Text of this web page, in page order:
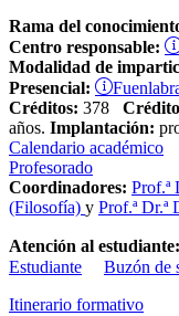
Rama del
Centro responsable:
Modalidad de
Presencial:
Créditos: 378
años. Implantación:
Calendario académico
Profesorado
Coordinadores: Prof.ª
(Filosofía) y Prof.ª Dr.ª
Atención al estudiante:
Estudiante
Buzón de
Itinerario formativo